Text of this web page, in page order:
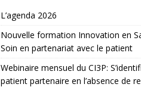
L’agenda 2026
Nouvelle formation Innovation en
Soin en partenariat avec le patient
Webinaire mensuel du CI3P:
patient partenaire en l’absence de